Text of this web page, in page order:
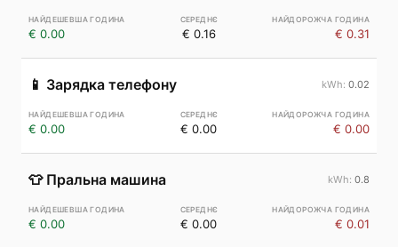
€ 0.00 € 0.16 € 0.31
📱 Зарядка телефону 0.02
€ 0.00 € 0.00 € 0.00
👕 Пральна машина 0.8
€ 0.00 € 0.00 € 0.01